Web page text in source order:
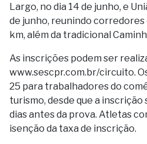
Largo, no dia 14 de junho, e
de junho, reunindo corredores
km, além da tradicional
As inscrições podem ser
www.sescpr.com.br/circuito.
25 para trabalhadores do
turismo, desde que a
dias antes da prova. Atletas
isenção da taxa de inscrição.